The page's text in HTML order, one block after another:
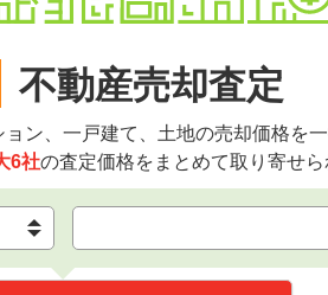
不動産売却査定
ン、一戸建て、土地の売却価格を一
6社の査定価格をまとめて取り寄せら